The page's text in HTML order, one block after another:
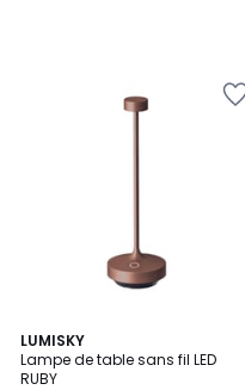
LUMISKY
Lampe de table sans fil LED
RUBY